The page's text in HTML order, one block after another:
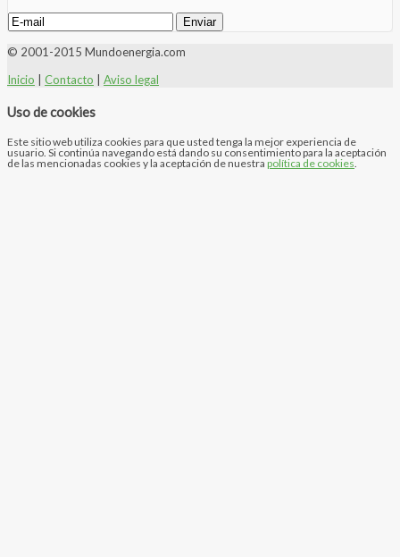
© 2001-2015 Mundoenergia.com
Inicio
Contacto Aviso legal
Uso de cookies
Este sitio web utiliza cookies para que usted tenga la mejor experiencia de
usuario. Si continúa navegando está dando su consentimiento para la aceptación
de las mencionadas cookies y la aceptación de nuestra política de cookies